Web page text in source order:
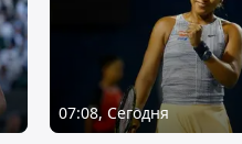
07:08, Сегодня